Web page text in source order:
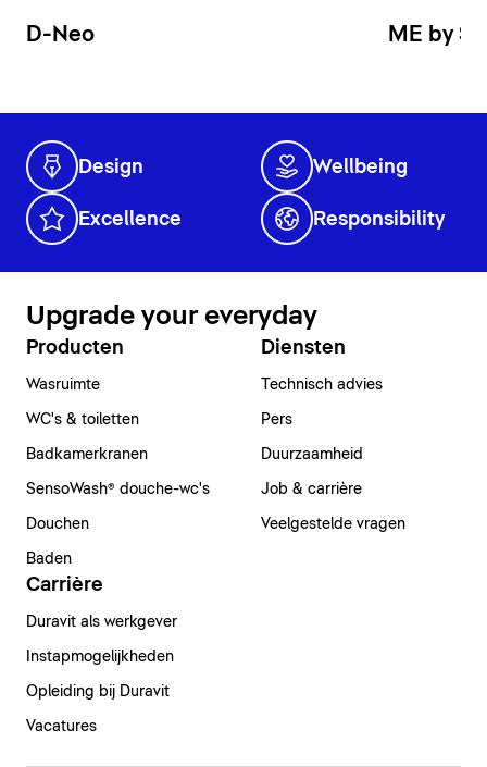
D-Neo ME by
Design Wellbeing
Excellence Responsibility
Upgrade your everyday
Producten
Wasruimte
WC's & toiletten
Badkamerkranen
SensoWash® douche-wc's
Douchen
Baden
Diensten
Technisch advies
Pers
Duurzaamheid
Job & carrière
Veelgestelde vragen
Carrière
Duravit als werkgever
Instapmogelijkheden
Opleiding bij Duravit
Vacatures